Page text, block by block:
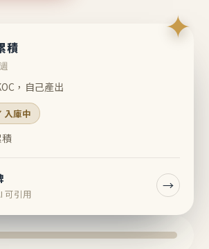
✦
積
，自己產出
入庫中
可引用
→